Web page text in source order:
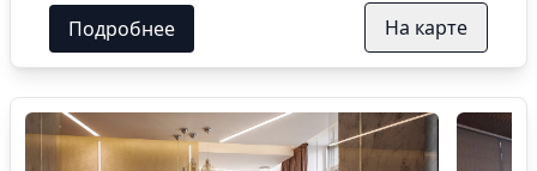
Подробнее На карте